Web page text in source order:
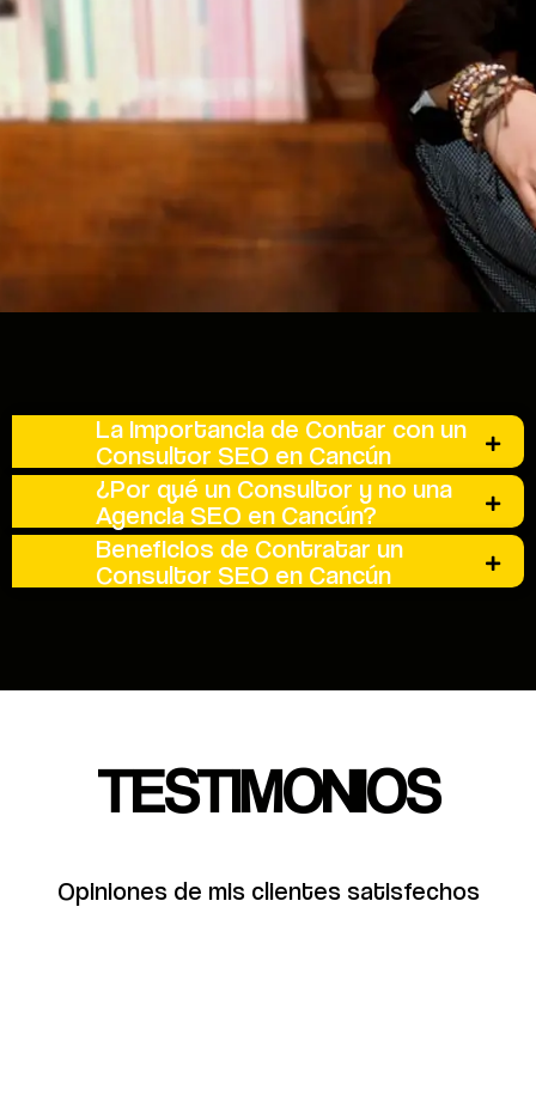
La Importancia de Contar con un
Consultor SEO en Cancún
¿Por qué un Consultor y no una
Agencia SEO en Cancún?
Beneficios de Contratar un
Consultor SEO en Cancún
TESTIMONIOS
Opiniones de mis clientes satisfechos